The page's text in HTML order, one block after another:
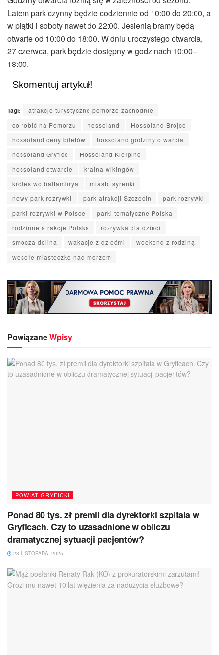
Latem park czynny będzie codziennie od 10:00 do 20:00, a
w piątki i soboty nawet do 22:00. Jesienią bramy będą
otwarte od 10:00 do 18:00. W dniu uroczystego otwarcia,
27 czerwca, park będzie dostępny w godzinach 10:00–
18:00.
Skomentuj artykuł!
Tagi:
atrakcje turystyczne pomorze zachodnie
co robić na Pomorzu
hossoland
Hossoland Brojce
hossoland ceny biletów
hossoland godziny otwarcia
hossoland Gryfice
Hossoland Kiełpino
hossoland otwarcie
kraina wikingów
królestwo baltambrya
miasto syrenki
nowy park rozrywki
park atrakcji Szczecin
park rozrywki
parki rozrywki w Polsce
parki tematyczne Polska
rodzinne atrakcje Polska
rozrywka dla dzieci
smocza dolina
wakacje z dziećmi
weekend z rodziną
wesołe miasteczko nad morzem
PowiązaneWpisy
POWIAT GRYFICKI
Ponad 80 tys. zł premii dla dyrektorki szpitala w
Gryficach. Czy to uzasadnione w obliczu
dramatycznej sytuacji pacjentów?
28 LISTOPADA, 2025